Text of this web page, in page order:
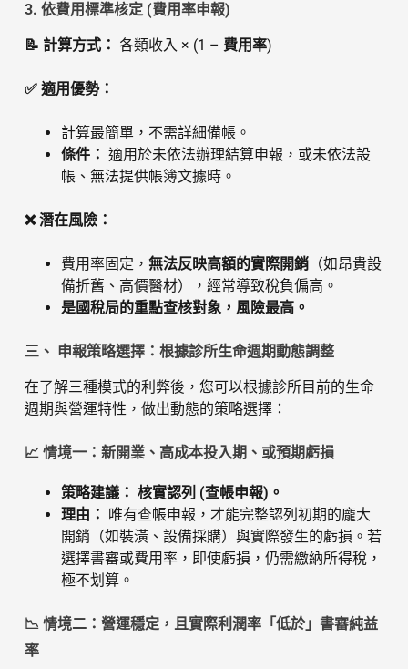
3. 依費用標準核定 (費用率申報)
📝 計算方式： 各類收入 × (1 – 費用率)
✅ 適用優勢：
計算最簡單，不需詳細備帳。
條件： 適用於未依法辦理結算申報，或未依法設
帳、無法提供帳簿文據時。
❌ 潛在風險：
費用率固定， 無法反映高額的實際開銷（如昂貴設
備折舊、高價醫材），經常導致稅負偏高。
是國稅局的重點查核對象，風險最高。
三、 申報策略選擇：根據診所生命週期動態調整
在了解三種模式的利弊後，您可以根據診所目前的生命
週期與營運特性，做出動態的策略選擇：
📈 情境一：新開業、高成本投入期、或預期虧損
策略建議： 核實認列 (查帳申報)。
理由： 唯有查帳申報，才能完整認列初期的龐大
開銷（如裝潢、設備採購）與實際發生的虧損。若
選擇書審或費用率，即使虧損，仍需繳納所得稅，
極不划算。
📉 情境二：營運穩定，且實際利潤率「低於」書審純益
率